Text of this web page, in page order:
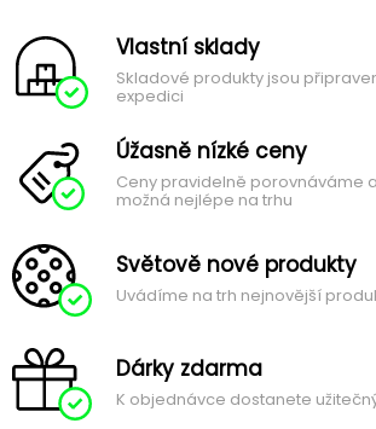
Vlastní sklady
Skladové produkty jsou
expedici
Úžasně nízké ceny
Ceny pravidelně porovnáváme
možná nejlépe na trhu
Světově nové produkty
Uvádíme na trh nejnovější
Dárky zdarma
K objednávce dostanete